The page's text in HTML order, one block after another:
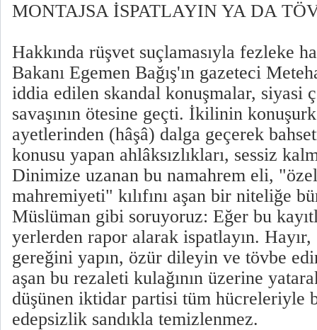
MONTAJSA İSPATLAYIN YA DA
Hakkında rüşvet suçlamasıyla fezleke
Bakanı Egemen Bağış'ın gazeteci
iddia edilen skandal konuşmalar, siyasi
savaşının ötesine geçti. İkilinin
ayetlerinden (hâşâ) dalga geçerek
konusu yapan ahlâksızlıkları, sessiz
Dinimize uzanan bu namahrem eli,
mahremiyeti" kılıfını aşan bir niteliğe
Müslüman gibi soruyoruz: Eğer bu
yerlerden rapor alarak ispatlayın.
gereğini yapın, özür dileyin ve tövbe
aşan bu rezaleti kulağının üzerine
düşünen iktidar partisi tüm hücreleriyle
edepsizlik sandıkla temizlenmez.